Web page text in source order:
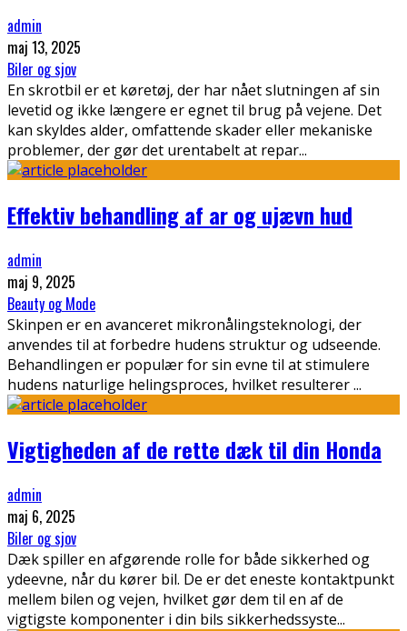
admin
maj 13, 2025
Biler og sjov
En skrotbil er et køretøj, der har nået slutningen af sin
levetid og ikke længere er egnet til brug på vejene. Det
kan skyldes alder, omfattende skader eller mekaniske
problemer, der gør det urentabelt at repar...
Effektiv behandling af ar og ujævn hud
admin
maj 9, 2025
Beauty og Mode
Skinpen er en avanceret mikronålingsteknologi, der
anvendes til at forbedre hudens struktur og udseende.
Behandlingen er populær for sin evne til at stimulere
hudens naturlige helingsproces, hvilket resulterer...
Vigtigheden af de rette dæk til din Honda
admin
maj 6, 2025
Biler og sjov
Dæk spiller en afgørende rolle for både sikkerhed og
ydeevne, når du kører bil. De er det eneste kontaktpunkt
mellem bilen og vejen, hvilket gør dem til en af de
vigtigste komponenter i din bils sikkerhedssyste...